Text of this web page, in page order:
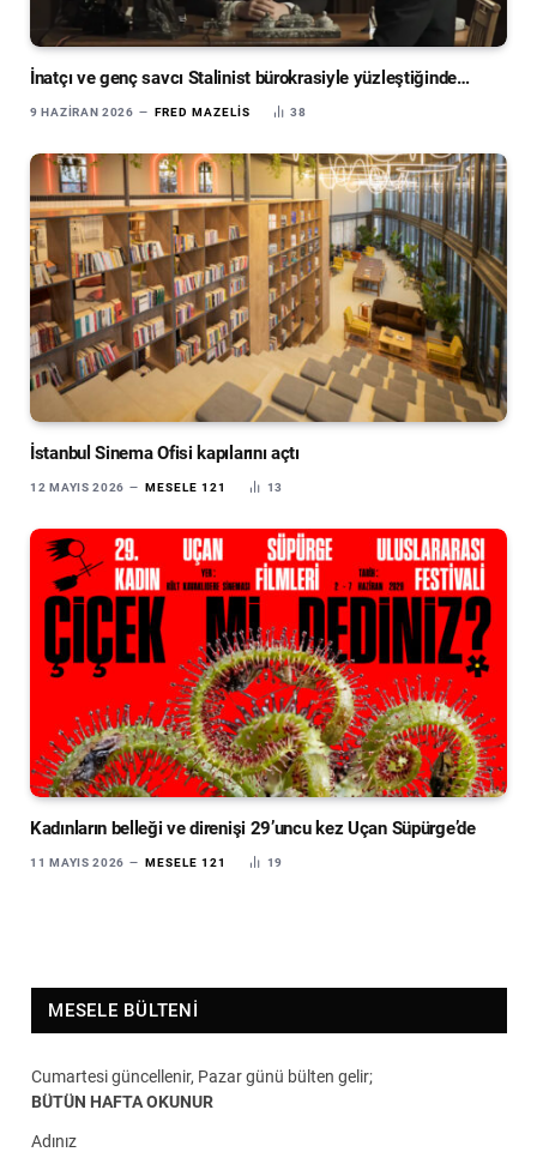
İnatçı ve genç savcı Stalinist bürokrasiyle yüzleştiğinde…
9 HAZIRAN 2026 FRED MAZELIS 38
İstanbul Sinema Ofisi kapılarını açtı
12 MAYIS 2026 MESELE 121 13
Kadınların belleği ve direnişi 29’uncu kez Uçan Süpürge’de
11 MAYIS 2026 MESELE 121 19
MESELE BÜLTENI
Cumartesi güncellenir, Pazar günü bülten gelir;
BÜTÜN HAFTA OKUNUR
Adınız